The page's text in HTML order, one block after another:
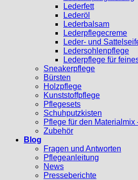
Lederfett
Lederöl
Lederbalsam
Lederpflegecreme
Leder- und
Ledersohlenpflege
Lederpflege für
Sneakerpflege
Bürsten
Holzpflege
Kunststoffpflege
Pflegesets
Schuhputzkisten
Pflege für den Materialmix
Zubehör
Blog
Fragen und Antworten
Pflegeanleitung
News
Presseberichte